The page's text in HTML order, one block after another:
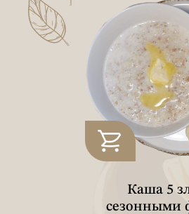
Каша 5
сезонными